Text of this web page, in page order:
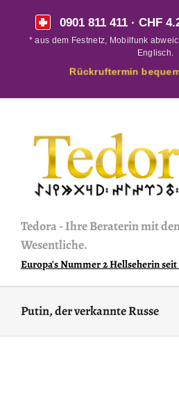
0901 811 411· CHF
* aus dem Festnetz, Mobilfunk
Englisch.
Rückruftermin
Tedora-Ihre Beraterin mit
Wesentliche.
Europa's Nummer 2 Hellseherin seit
Putin, der verkannte Russe